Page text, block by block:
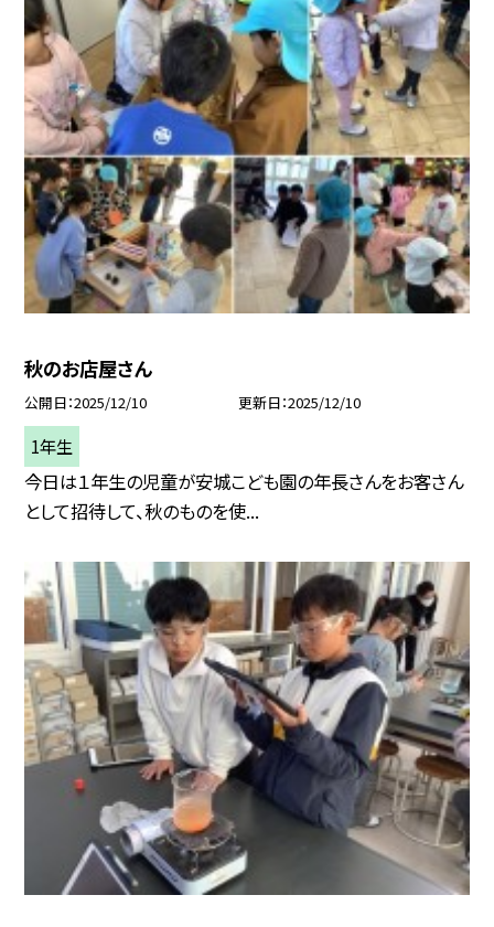
秋のお店屋さん
公開日 2025/12/10 更新日 2025/12/10
1年生
今日は１年生の児童が安城こども園の年長さんをお客さん
として招待して、秋のものを使...